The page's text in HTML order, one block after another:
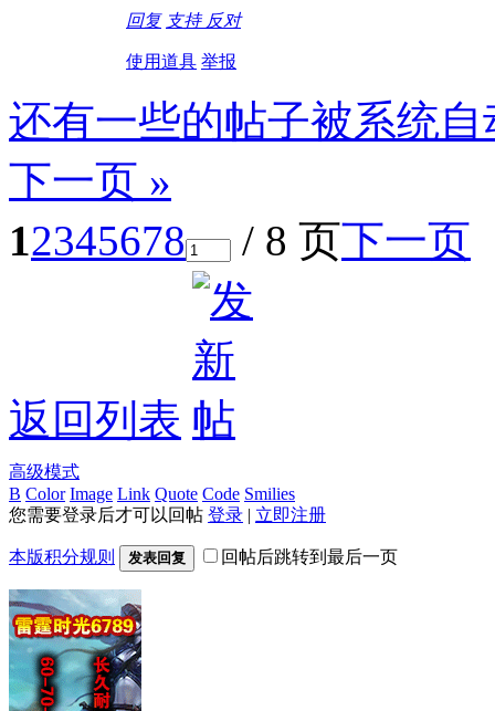
回复 支持 反对
使用道具 举报
还有一些的帖子被系统
下一页 »
12345678 / 8 页下一页
返回列表
高级模式
B Color Image Link Quote Code Smilies
您需要登录后才可以回帖 登录 | 立即注册
本版积分规则 发表回复 回帖后跳转到最后一页